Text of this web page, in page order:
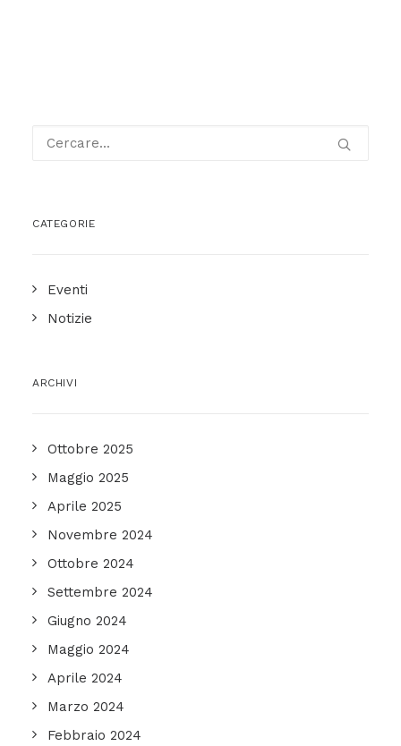
CATEGORIE
Eventi
Notizie
ARCHIVI
Ottobre 2025
Maggio 2025
Aprile 2025
Novembre 2024
Ottobre 2024
Settembre 2024
Giugno 2024
Maggio 2024
Aprile 2024
Marzo 2024
Febbraio 2024